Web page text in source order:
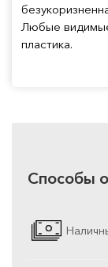
Любые
пластика.
Способы